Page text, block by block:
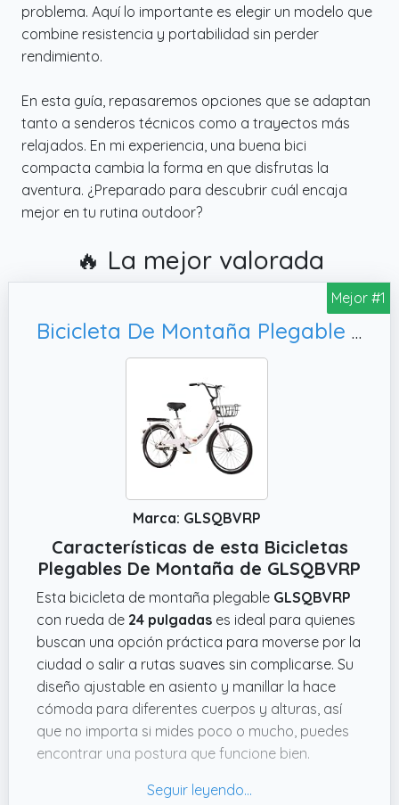
problema. Aquí lo importante es elegir un modelo que
combine resistencia y portabilidad sin perder
rendimiento.
En esta guía, repasaremos opciones que se adaptan
tanto a senderos técnicos como a trayectos más
relajados. En mi experiencia, una buena bici
compacta cambia la forma en que disfrutas la
aventura. ¿Preparado para descubrir cuál encaja
mejor en tu rutina outdoor?
🔥 La mejor valorada
Mejor #1
Bicicleta De Montaña Plegable para Adultos,24 Inch
Marca: GLSQBVRP
Características de esta Bicicletas
Plegables De Montaña de GLSQBVRP
Esta bicicleta de montaña plegable GLSQBVRP
con rueda de 24 pulgadas es ideal para quienes
buscan una opción práctica para moverse por la
ciudad o salir a rutas suaves sin complicarse. Su
diseño ajustable en asiento y manillar la hace
cómoda para diferentes cuerpos y alturas, así
que no importa si mides poco o mucho, puedes
encontrar una postura que funcione bien.
ergonómicos ayudan a que no acabes con las